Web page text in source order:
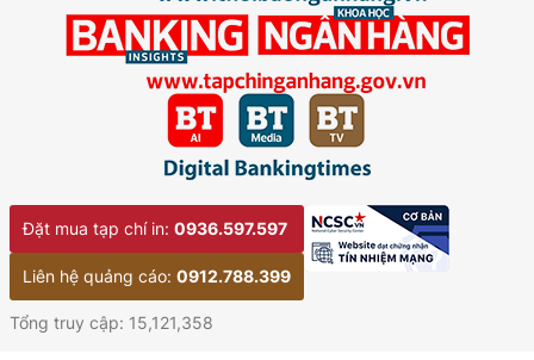
Đặt mua tạp chí in: 0936.597.597
Liên hệ quảng cáo: 0912.788.399
Tổng truy cập: 15,121,358